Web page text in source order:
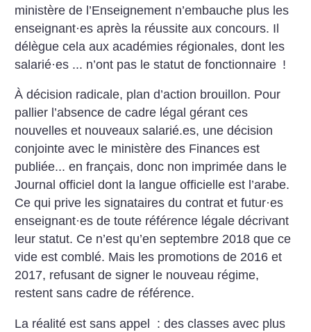
ministère de l’Enseignement n’embauche plus les
enseignant·es après la réussite aux concours. Il
délègue cela aux académies régionales, dont les
salarié·es ... n’ont pas le statut de fonctionnaire !
À décision radicale, plan d’action brouillon. Pour
pallier l’absence de cadre légal gérant ces
nouvelles et nouveaux salarié.es, une décision
conjointe avec le ministère des Finances est
publiée... en français, donc non imprimée dans le
Journal officiel dont la langue officielle est l’arabe.
Ce qui prive les signataires du contrat et futur·es
enseignant·es de toute référence légale décrivant
leur statut. Ce n’est qu’en septembre 2018 que ce
vide est comblé. Mais les promotions de 2016 et
2017, refusant de signer le nouveau régime,
restent sans cadre de référence.
La réalité est sans appel : des classes avec plus